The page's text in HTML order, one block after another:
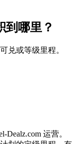
到哪里？
兑或等级里程。
Dealz.com 运营。